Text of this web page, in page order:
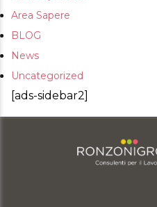
Area Sapere
BLOG
News
Uncategorized
[ads-sidebar2]